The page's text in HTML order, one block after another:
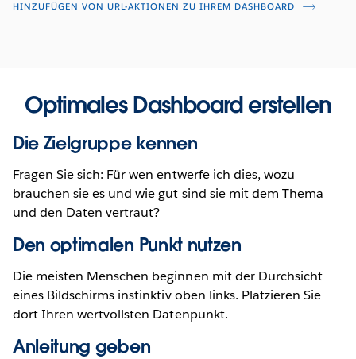
HINZUFÜGEN VON URL-AKTIONEN ZU IHREM DASHBOARD
Optimales Dashboard erstellen
Die Zielgruppe kennen
Fragen Sie sich: Für wen entwerfe ich dies, wozu
brauchen sie es und wie gut sind sie mit dem Thema
und den Daten vertraut?
Den optimalen Punkt nutzen
Die meisten Menschen beginnen mit der Durchsicht
eines Bildschirms instinktiv oben links. Platzieren Sie
dort Ihren wertvollsten Datenpunkt.
Anleitung geben